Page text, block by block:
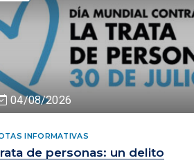
04/08/2026
INFORMATIVAS
de personas: un delito